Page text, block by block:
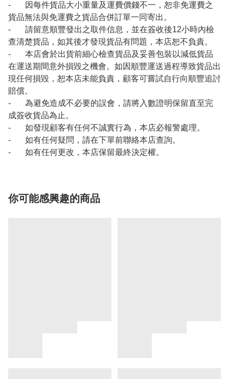
- 因每件貨品大小重量及運費價錢不一，恕非免運費之
貨品無法與免運費之貨品合併訂單一同寄出。
- 請留意順豐發出之取件信息，並在簽收後12小時內檢
查清楚貨品，如其後才發現貨品有問題，本店恕不負責。
- 本店會於出貨前細心檢查貨品及妥善包裝以減低貨品
在運送期間意外損毀之機會。如因順豐運送過程導致貨品出
現任何損毀，恕本店未能負責，顧客可嘗試自行向順豐追討
賠償。
- 為避免造成不必要的誤會，請將入數證明保留直至完
成簽收貨品為止。
- 如發現顧客有任何不誠實行為，本店必報警處理。
- 如有任何疑問，請在下單前聯絡本店查詢。
- 如有任何更改，本店保留最終決定權。
你可能感興趣的商品